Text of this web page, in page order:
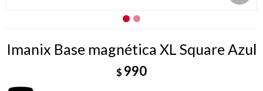
Imanix Base magnética XL Square Azul
$990